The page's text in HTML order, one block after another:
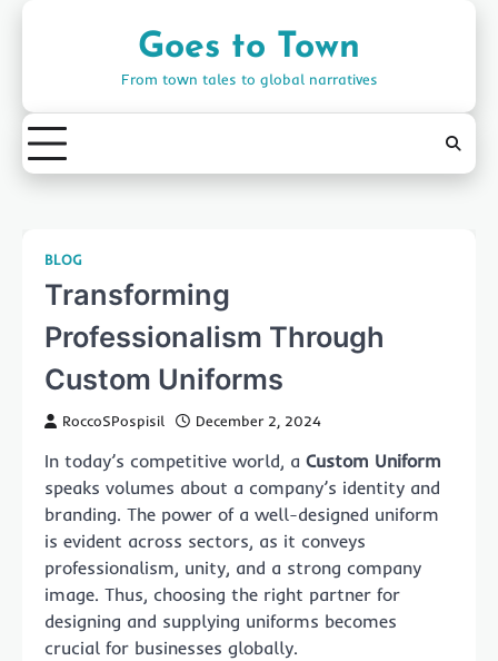
Goes to Town
From town tales to global narratives
BLOG
Transforming
Professionalism Through
Custom Uniforms
RoccoSPospisil December 2, 2024
In today’s competitive world, a Custom Uniform
speaks volumes about a company’s identity and
branding. The power of a well-designed uniform
is evident across sectors, as it conveys
professionalism, unity, and a strong company
image. Thus, choosing the right partner for
designing and supplying uniforms becomes
crucial for businesses globally.